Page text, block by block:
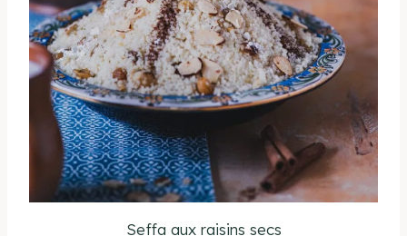
Seffa aux raisins secs